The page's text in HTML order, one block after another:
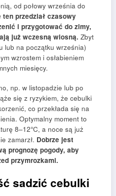
od połowy września do
ten przedział czasowy
i przygotować do zimy,
już wczesną wiosną. Zbyt
lub na początku września)
wzrostem i osłabieniem
miesięcy.
np. w listopadzie lub po
się z ryzykiem, że cebulki
co przekłada się na
Optymalny moment to
8–12°C, a noce są już
zamarzł. Dobrze jest
prognozę pogody, aby
przymrozkami.
sadzić cebulki